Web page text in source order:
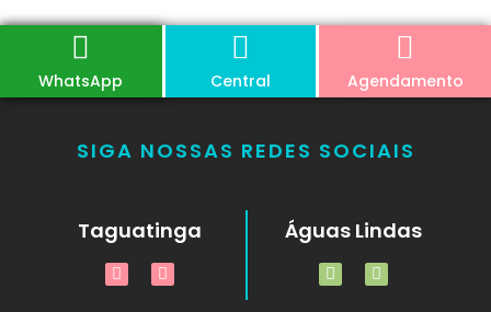
WhatsApp Central Agendamento
SIGA NOSSAS REDES SOCIAIS
Taguatinga Águas Lindas